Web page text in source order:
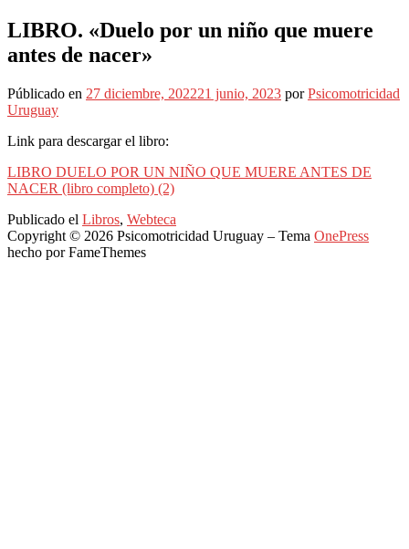
LIBRO. «Duelo por un niño que muere
antes de nacer»
Públicado en 27 diciembre, 202221 junio, 2023 porPsicomotricidad
Uruguay
Link para descargar el libro:
LIBRO DUELO POR UN NIÑO QUE MUERE ANTES DE
NACER (libro completo) (2)
Publicado el Libros, Webteca
Copyright © 2026 Psicomotricidad Uruguay – Tema OnePress
hecho por FameThemes